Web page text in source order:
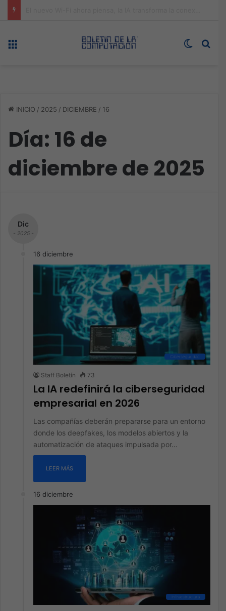
Switch
INICIO / 2025 / DICIEMBRE / 16
Día: 16 de
diciembre de 2025
Dic
- 2025 -
16 diciembre
Ciberseguridad
Staff Boletín 73
La IA redefinirá la ciberseguridad
empresarial en 2026
Las compañías deberán prepararse para un entorno
donde los deepfakes, los modelos abiertos y la
automatización de ataques impulsada por…
LEER MÁS
16 diciembre
Infraestructura